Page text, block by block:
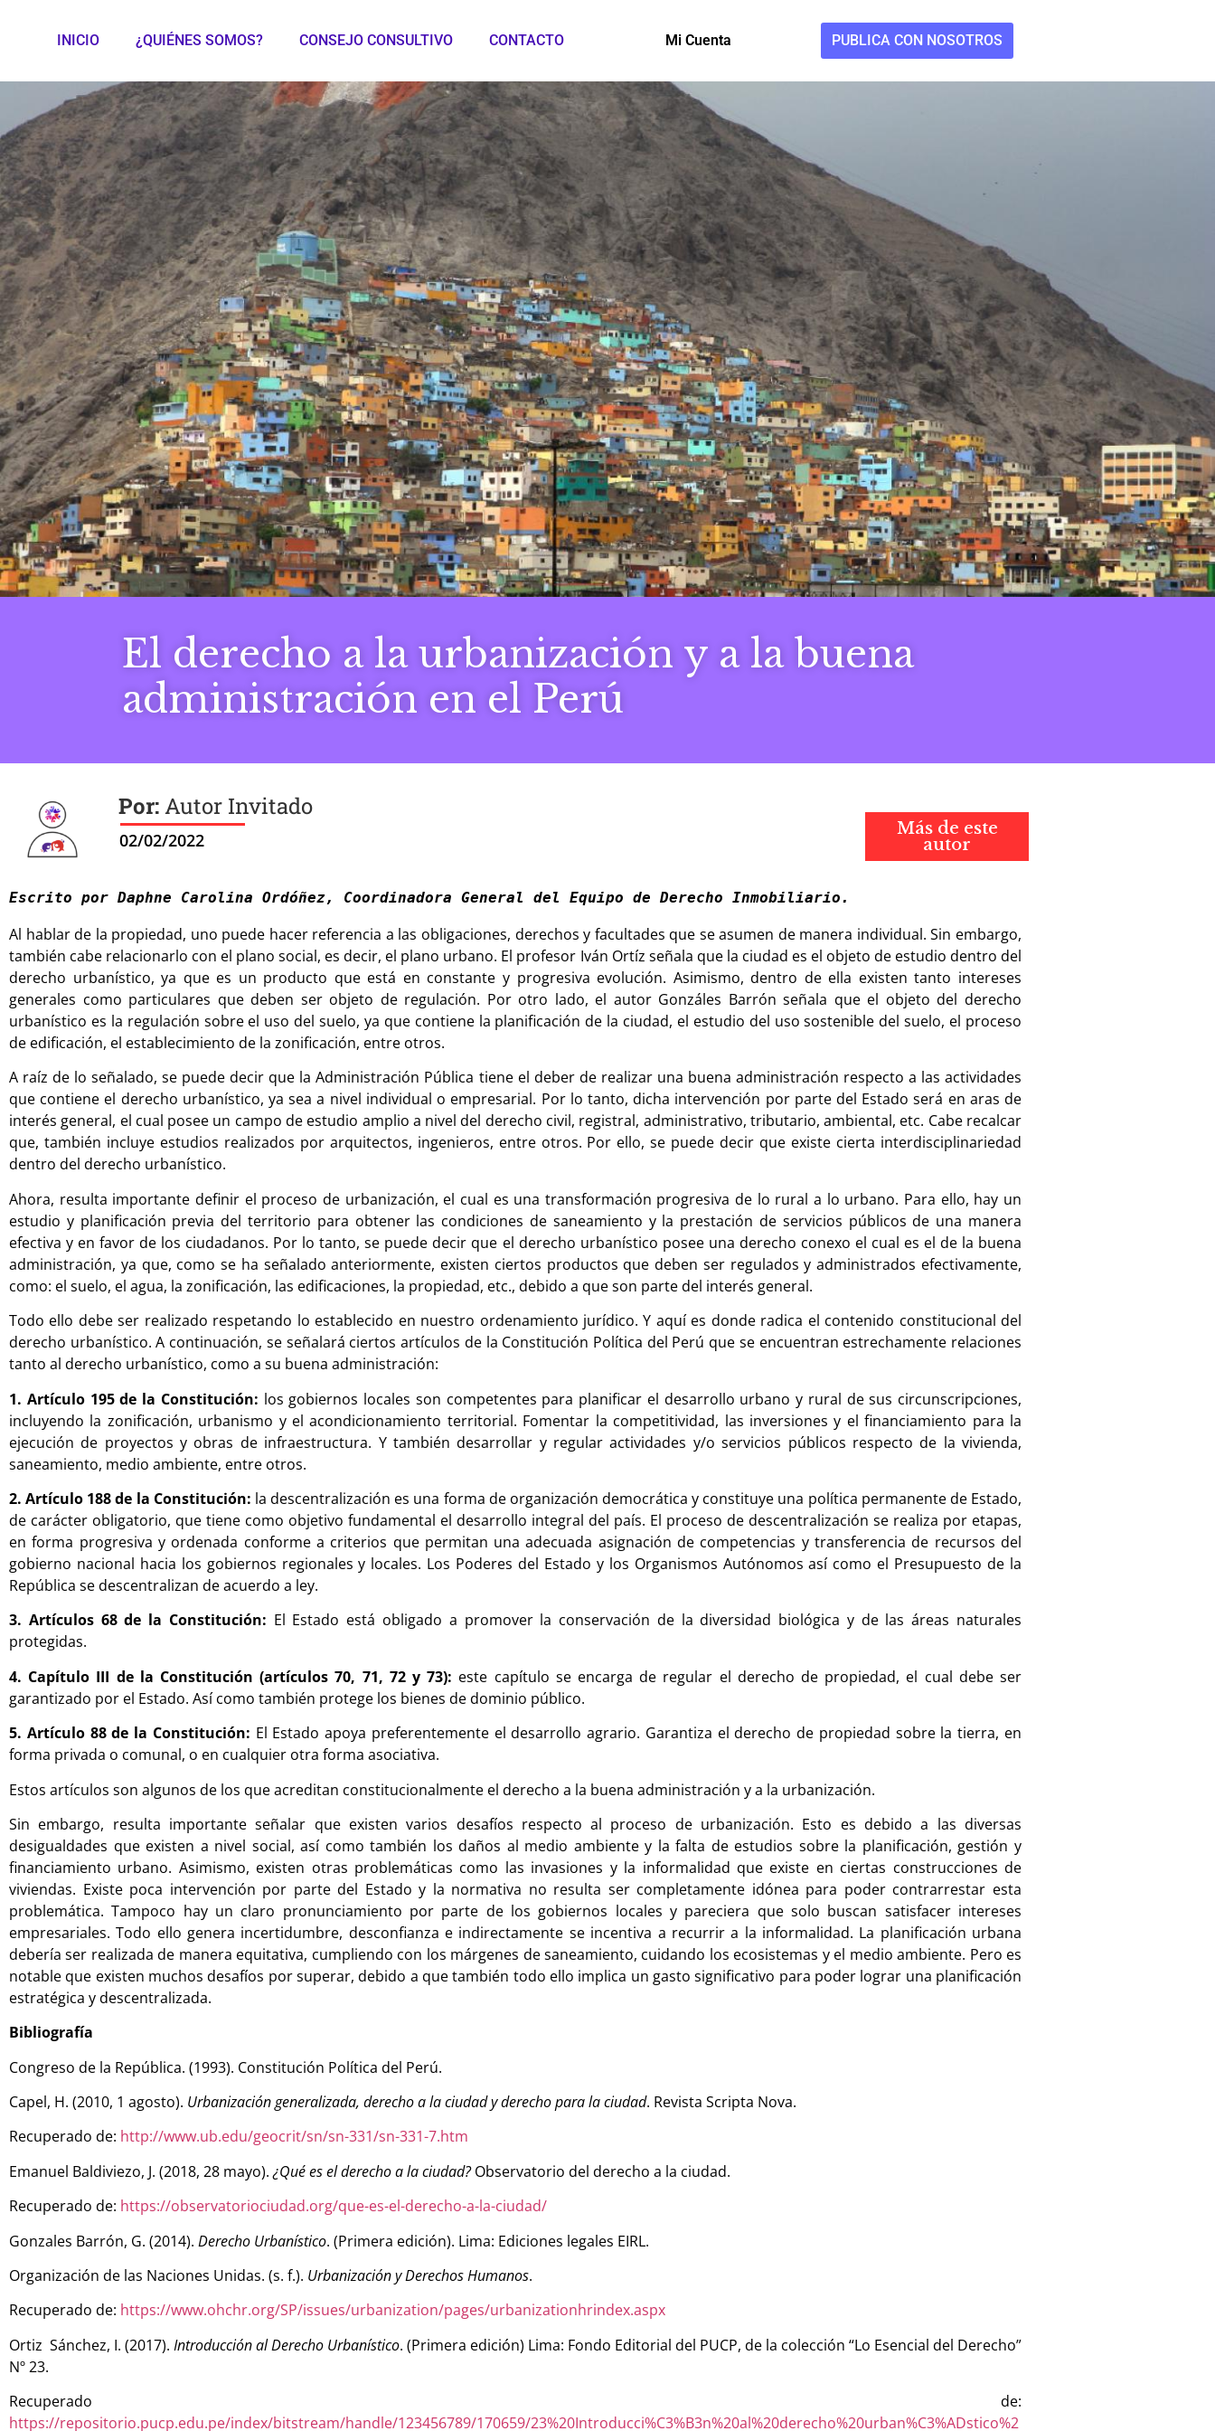
INICIO ¿QUIÉNES SOMOS? CONSEJO CONSULTIVO CONTACTO Mi Cuenta PUBLICA CON NOSOTROS
El derecho a la urbanización y a la buena
administración en el Perú
Autor Invitado
Más de este
autor
Escrito por Daphne Carolina Ordóñez, Coordinadora General del Equipo de Derecho Inmobiliario.
Al hablar de la propiedad, uno puede hacer referencia a las obligaciones, derechos y facultades que se asumen de manera individual. Sin embargo,
también cabe relacionarlo con el plano social, es decir, el plano urbano. El profesor Iván Ortíz señala que la ciudad es el objeto de estudio dentro del
derecho urbanístico, ya que es un producto que está en constante y progresiva evolución. Asimismo, dentro de ella existen tanto intereses
generales como particulares que deben ser objeto de regulación. Por otro lado, el autor Gonzáles Barrón señala que el objeto del derecho
urbanístico es la regulación sobre el uso del suelo, ya que contiene la planificación de la ciudad, el estudio del uso sostenible del suelo, el proceso
de edificación, el establecimiento de la zonificación, entre otros.
A raíz de lo señalado, se puede decir que la Administración Pública tiene el deber de realizar una buena administración respecto a las actividades
que contiene el derecho urbanístico, ya sea a nivel individual o empresarial. Por lo tanto, dicha intervención por parte del Estado será en aras de
interés general, el cual posee un campo de estudio amplio a nivel del derecho civil, registral, administrativo, tributario, ambiental, etc. Cabe recalcar
que, también incluye estudios realizados por arquitectos, ingenieros, entre otros. Por ello, se puede decir que existe cierta interdisciplinariedad
dentro del derecho urbanístico.
Ahora, resulta importante definir el proceso de urbanización, el cual es una transformación progresiva de lo rural a lo urbano. Para ello, hay un
estudio y planificación previa del territorio para obtener las condiciones de saneamiento y la prestación de servicios públicos de una manera
efectiva y en favor de los ciudadanos. Por lo tanto, se puede decir que el derecho urbanístico posee una derecho conexo el cual es el de la buena
administración, ya que, como se ha señalado anteriormente, existen ciertos productos que deben ser regulados y administrados efectivamente,
como: el suelo, el agua, la zonificación, las edificaciones, la propiedad, etc., debido a que son parte del interés general.
Todo ello debe ser realizado respetando lo establecido en nuestro ordenamiento jurídico. Y aquí es donde radica el contenido constitucional del
derecho urbanístico. A continuación, se señalará ciertos artículos de la Constitución Política del Perú que se encuentran estrechamente relaciones
tanto al derecho urbanístico, como a su buena administración:
1. Artículo 195 de la Constitución: los gobiernos locales son competentes para planificar el desarrollo urbano y rural de sus circunscripciones,
incluyendo la zonificación, urbanismo y el acondicionamiento territorial. Fomentar la competitividad, las inversiones y el financiamiento para la
ejecución de proyectos y obras de infraestructura. Y también desarrollar y regular actividades y/o servicios públicos respecto de la vivienda,
saneamiento, medio ambiente, entre otros.
2. Artículo 188 de la Constitución: la descentralización es una forma de organización democrática y constituye una política permanente de Estado,
de carácter obligatorio, que tiene como objetivo fundamental el desarrollo integral del país. El proceso de descentralización se realiza por etapas,
en forma progresiva y ordenada conforme a criterios que permitan una adecuada asignación de competencias y transferencia de recursos del
gobierno nacional hacia los gobiernos regionales y locales. Los Poderes del Estado y los Organismos Autónomos así como el Presupuesto de la
República se descentralizan de acuerdo a ley.
3. Artículos 68 de la Constitución: El Estado está obligado a promover la conservación de la diversidad biológica y de las áreas naturales
protegidas.
4. Capítulo III de la Constitución (artículos 70, 71, 72 y 73): este capítulo se encarga de regular el derecho de propiedad, el cual debe ser
garantizado por el Estado. Así como también protege los bienes de dominio público.
5. Artículo 88 de la Constitución: El Estado apoya preferentemente el desarrollo agrario. Garantiza el derecho de propiedad sobre la tierra, en
forma privada o comunal, o en cualquier otra forma asociativa.
Estos artículos son algunos de los que acreditan constitucionalmente el derecho a la buena administración y a la urbanización.
Sin embargo, resulta importante señalar que existen varios desafíos respecto al proceso de urbanización. Esto es debido a las diversas
desigualdades que existen a nivel social, así como también los daños al medio ambiente y la falta de estudios sobre la planificación, gestión y
financiamiento urbano. Asimismo, existen otras problemáticas como las invasiones y la informalidad que existe en ciertas construcciones de
viviendas. Existe poca intervención por parte del Estado y la normativa no resulta ser completamente idónea para poder contrarrestar esta
problemática. Tampoco hay un claro pronunciamiento por parte de los gobiernos locales y pareciera que solo buscan satisfacer intereses
empresariales. Todo ello genera incertidumbre, desconfianza e indirectamente se incentiva a recurrir a la informalidad. La planificación urbana
debería ser realizada de manera equitativa, cumpliendo con los márgenes de saneamiento, cuidando los ecosistemas y el medio ambiente. Pero es
notable que existen muchos desafíos por superar, debido a que también todo ello implica un gasto significativo para poder lograr una planificación
estratégica y descentralizada.
Bibliografía
Congreso de la República. (1993). Constitución Política del Perú.
Capel, H. (2010, 1 agosto). Urbanización generalizada, derecho a la ciudad y derecho para la ciudad. Revista Scripta Nova.
Recuperado de: http://www.ub.edu/geocrit/sn/sn-331/sn-331-7.htm
Emanuel Baldiviezo, J. (2018, 28 mayo).¿Qué es el derecho a la ciudad?Observatorio del derecho a la ciudad.
Recuperado de: https://observatoriociudad.org/que-es-el-derecho-a-la-ciudad/
Gonzales Barrón, G. (2014). Derecho Urbanístico. (Primera edición). Lima: Ediciones legales EIRL.
Organización de las Naciones Unidas. (s. f.). Urbanización y Derechos Humanos.
Recuperado de: https://www.ohchr.org/SP/issues/urbanization/pages/urbanizationhrindex.aspx
Ortiz Sánchez, I. (2017). Introducción al Derecho Urbanístico. (Primera edición) Lima: Fondo Editorial del PUCP, de la colección “Lo Esencial del Derecho”
Nº 23.
Recuperado de:
https://repositorio.pucp.edu.pe/index/bitstream/handle/123456789/170659/23%20Introducci%C3%B3n%20al%20derecho%20urban%C3%ADstico%2
02/02/2022